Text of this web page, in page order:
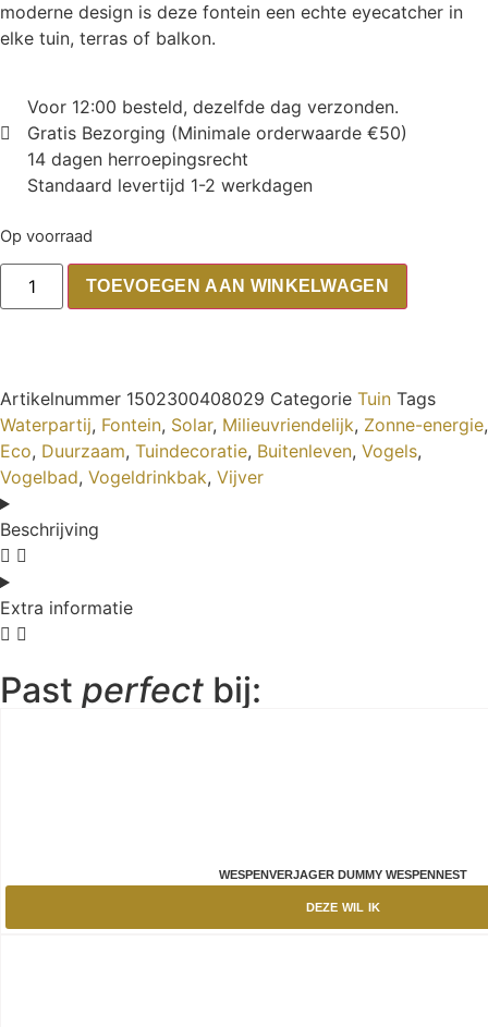
moderne design is deze fontein een echte eyecatcher in
elke tuin, terras of balkon.
Voor 12:00 besteld, dezelfde dag verzonden.
Gratis Bezorging (Minimale orderwaarde €50)
14 dagen herroepingsrecht
Standaard levertijd 1-2 werkdagen
Op voorraad
TOEVOEGEN AAN WINKELWAGEN
Artikelnummer 1502300408029 Categorie Tuin Tags
Waterpartij, Fontein, Solar, Milieuvriendelijk, Zonne-energie,
Eco, Duurzaam, Tuindecoratie, Buitenleven, Vogels,
Vogelbad, Vogeldrinkbak, Vijver
Beschrijving
Extra informatie
Past perfect bij:
WESPENVERJAGER DUMMY WESPENNEST
DEZE WIL IK